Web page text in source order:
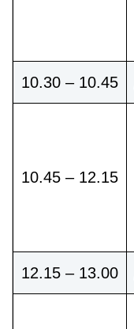
10.30 – 10.45
10.45 – 12.15
12.15 – 13.00